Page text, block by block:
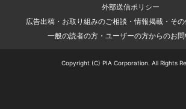
外部送信ポリシー
広告出稿・お取り組みのご相談・情報掲載・そ
一般の読者の方・ユーザーの方からのお
Copyright (C) PIA Corporation. All Rights